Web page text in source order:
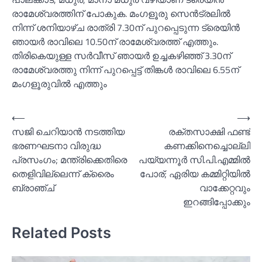
രാമേശ്വരത്തിന് പോകുക. മംഗളൂരു സെൻട്രലില്‍
നിന്ന് ശനിയാഴ്ച രാത്രി 7.30ന് പുറപ്പെടുന്ന ട്രെയിൻ
ഞായർ രാവിലെ 10.50ന് രാമേശ്വരത്ത് എത്തും.
തിരികെയുള്ള സർവീസ് ഞായർ ഉച്ചകഴിഞ്ഞ് 3.30ന്
രാമേശ്വരത്തു നിന്ന് പുറപ്പെട്ട് തിങ്കള്‍ രാവിലെ 6.55ന്
മംഗളൂരുവില്‍ എത്തും
Post
navigation
⟵
സജി ചെറിയാൻ നടത്തിയ
ഭരണഘടനാ വിരുദ്ധ
പ്രസംഗം; മന്ത്രിക്കെതിരെ
തെളിവില്ലെന്ന് ക്രൈം
ബ്രാഞ്ച്
രക്തസാക്ഷി ഫണ്ട്
കണക്കിനെച്ചൊല്ലി
പയ്യന്നൂര്‍ സി.പി.എമ്മില്‍
പോര്; ഏരിയ കമ്മിറ്റിയില്‍
വാക്കേറ്റവും
ഇറങ്ങിപ്പോക്കും
⟶
Related Posts